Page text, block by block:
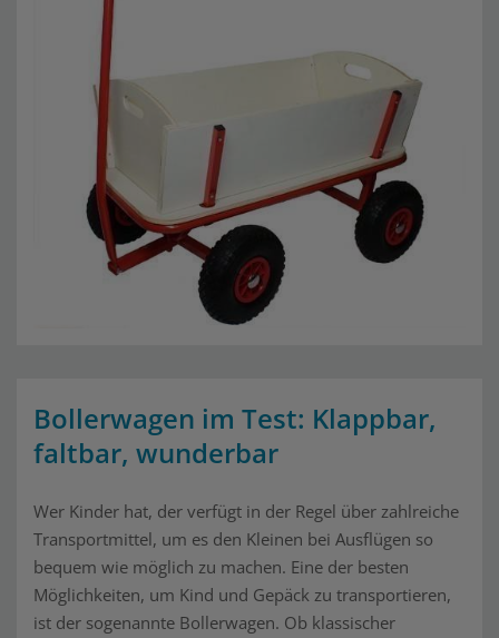
Bollerwagen im Test: Klappbar,
faltbar, wunderbar
Wer Kinder hat, der verfügt in der Regel über zahlreiche
Transportmittel, um es den Kleinen bei Ausflügen so
bequem wie möglich zu machen. Eine der besten
Möglichkeiten, um Kind und Gepäck zu transportieren,
ist der sogenannte Bollerwagen. Ob klassischer